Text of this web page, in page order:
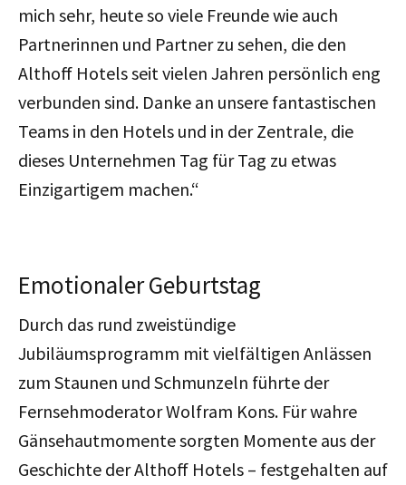
mich sehr, heute so viele Freunde wie auch
Partnerinnen und Partner zu sehen, die den
Althoff Hotels seit vielen Jahren persönlich eng
verbunden sind. Danke an unsere fantastischen
Teams in den Hotels und in der Zentrale, die
dieses Unternehmen Tag für Tag zu etwas
Einzigartigem machen.“
Emotionaler Geburtstag
Durch das rund zweistündige
Jubiläumsprogramm mit vielfältigen Anlässen
zum Staunen und Schmunzeln führte der
Fernsehmoderator Wolfram Kons. Für wahre
Gänsehautmomente sorgten Momente aus der
Geschichte der Althoff Hotels – festgehalten auf